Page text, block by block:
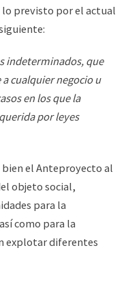
lo previsto por el actual
indeterminados, que
cualquier negocio u
en los que la
por leyes
bien el Anteproyecto al
objeto social,
para la
como para la
explotar diferentes